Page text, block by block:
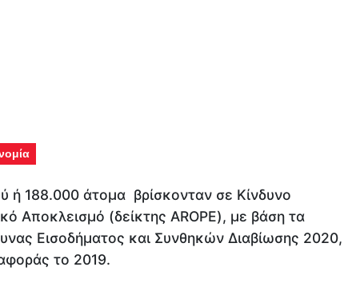
ή 188.000 άτομα βρίσκονταν σε Κίνδυνο
Αποκλεισμό (δείκτης AROPE), με βάση τα
Εισοδήματος και Συνθηκών Διαβίωσης 2020,
το 2019.